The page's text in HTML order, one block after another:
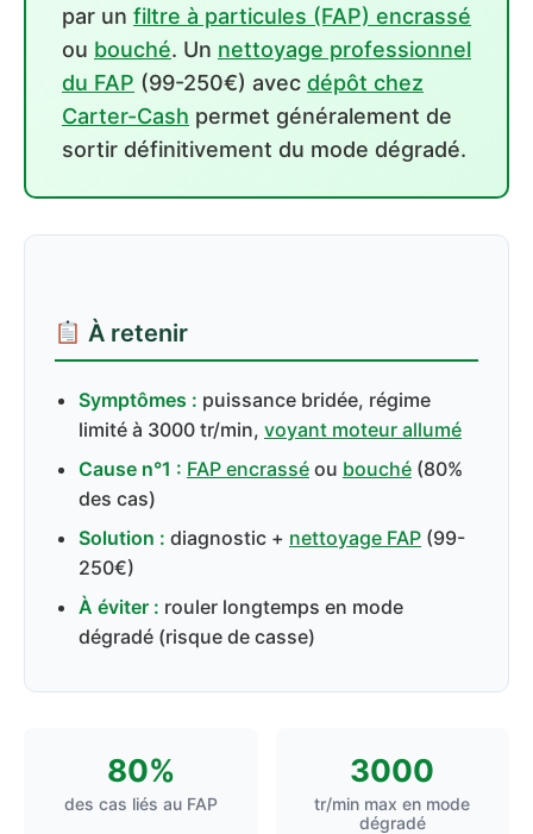
par un filtre à particules (FAP) encrassé
ou bouché. Un nettoyage professionnel
du FAP (99-250€) avec dépôt chez
Carter-Cash permet généralement de
sortir définitivement du mode dégradé.
À retenir
Symptômes : puissance bridée, régime
limité à 3000 tr/min, voyant moteur allumé
Cause n°1 : FAP encrassé ou bouché (80%
des cas)
Solution : diagnostic + nettoyage FAP (99-
250€)
À éviter : rouler longtemps en mode
dégradé (risque de casse)
80%
des cas liés au FAP
3000
tr/min max en mode
dégradé